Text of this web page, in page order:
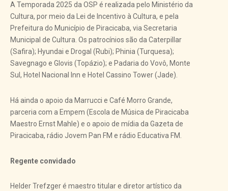
A Temporada 2025 da OSP é realizada pelo Ministério da
Cultura, por meio da Lei de Incentivo à Cultura, e pela
Prefeitura do Município de Piracicaba, via Secretaria
Municipal de Cultura. Os patrocínios são da Caterpillar
(Safira); Hyundai e Drogal (Rubi); Phinia (Turquesa);
Savegnago e Glovis (Topázio); e Padaria do Vovô, Monte
Sul, Hotel Nacional Inn e Hotel Cassino Tower (Jade).
Há ainda o apoio da Marrucci e Café Morro Grande,
parceria com a Empem (Escola de Música de Piracicaba
Maestro Ernst Mahle) e o apoio de mídia da Gazeta de
Piracicaba, rádio Jovem Pan FM e rádio Educativa FM.
Regente convidado
Helder Trefzger é maestro titular e diretor artístico da